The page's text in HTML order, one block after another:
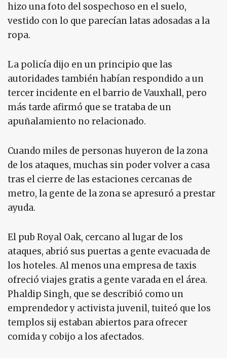
hizo una foto del sospechoso en el suelo,
vestido con lo que parecían latas adosadas a la
ropa.
La policía dijo en un principio que las
autoridades también habían respondido a un
tercer incidente en el barrio de Vauxhall, pero
más tarde afirmó que se trataba de un
apuñalamiento no relacionado.
Cuando miles de personas huyeron de la zona
de los ataques, muchas sin poder volver a casa
tras el cierre de las estaciones cercanas de
metro, la gente de la zona se apresuró a prestar
ayuda.
El pub Royal Oak, cercano al lugar de los
ataques, abrió sus puertas a gente evacuada de
los hoteles. Al menos una empresa de taxis
ofreció viajes gratis a gente varada en el área.
Phaldip Singh, que se describió como un
emprendedor y activista juvenil, tuiteó que los
templos sij estaban abiertos para ofrecer
comida y cobijo a los afectados.